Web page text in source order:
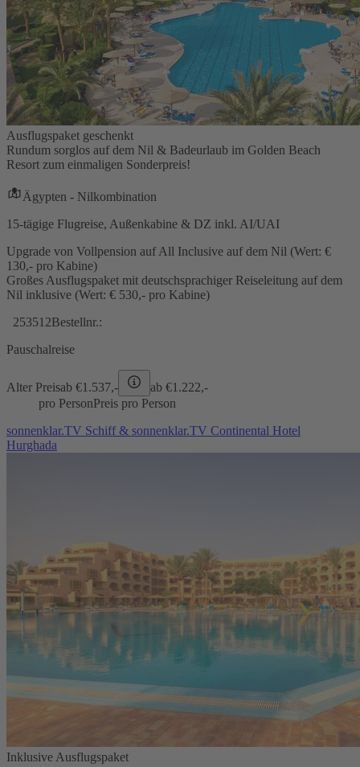
Ausflugspaket geschenkt
Rundum sorglos auf dem Nil & Badeurlaub im Golden Beach
Resort zum einmaligen Sonderpreis!
Ägypten - Nilkombination
15-tägige Flugreise, Außenkabine & DZ inkl. AI/UAI
Upgrade von Vollpension auf All Inclusive auf dem Nil (Wert: €
130,- pro Kabine)
Großes Ausflugspaket mit deutschsprachiger Reiseleitung auf dem
Nil inklusive (Wert: € 530,- pro Kabine)
253512Bestellnr.:
Pauschalreise
Alter Preisab €1.537,- ab €1.222,-
pro PersonPreis pro Person
sonnenklar.TV Schiff & sonnenklar.TV Continental Hotel
Hurghada
Inklusive Ausflugspaket